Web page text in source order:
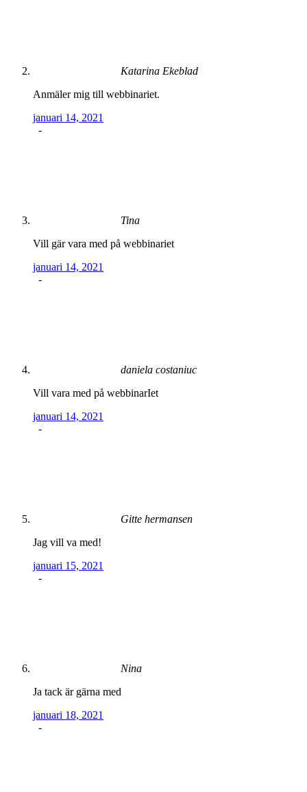
Katarina Ekeblad
Anmäler mig till webbinariet.
januari 14, 2021
-
Tina
Vill gär vara med på webbinariet
januari 14, 2021
-
daniela costaniuc
Vill vara med på webbinarIet
januari 14, 2021
-
Gitte hermansen
Jag vill va med!
januari 15, 2021
-
Nina
Ja tack är gärna med
januari 18, 2021
-